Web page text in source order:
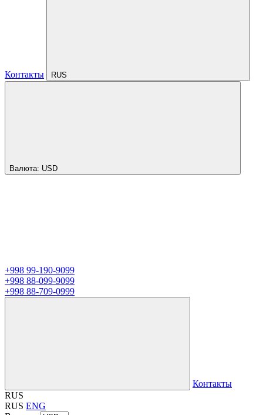
Контакты RUS
Валюта: USD
+998 99-190-9099
+998 88-099-9099
+998 88-709-0999
Контакты
RUS
RUS ENG